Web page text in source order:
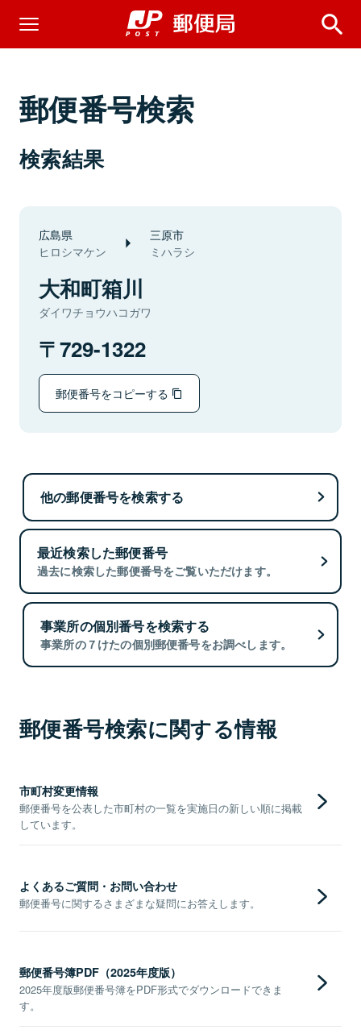
郵便番号検索
検索結果
広島県
ヒロシマケン
三原市
ミハラシ
大和町箱川
ダイワチョウハコガワ
729-1322
郵便番号をコピーする
他の郵便番号を検索する
最近検索した郵便番号
過去に検索した郵便番号をご覧いただけます。
事業所の個別番号を検索する
事業所の７けたの個別郵便番号をお調べします。
郵便番号検索に関する情報
市町村変更情報
郵便番号を公表した市町村の一覧を実施日の新しい順に掲載
しています。
よくあるご質問・お問い合わせ
郵便番号に関するさまざまな疑問にお答えします。
郵便番号簿PDF（2025年度版）
2025年度版郵便番号簿をPDF形式でダウンロードできま
す。